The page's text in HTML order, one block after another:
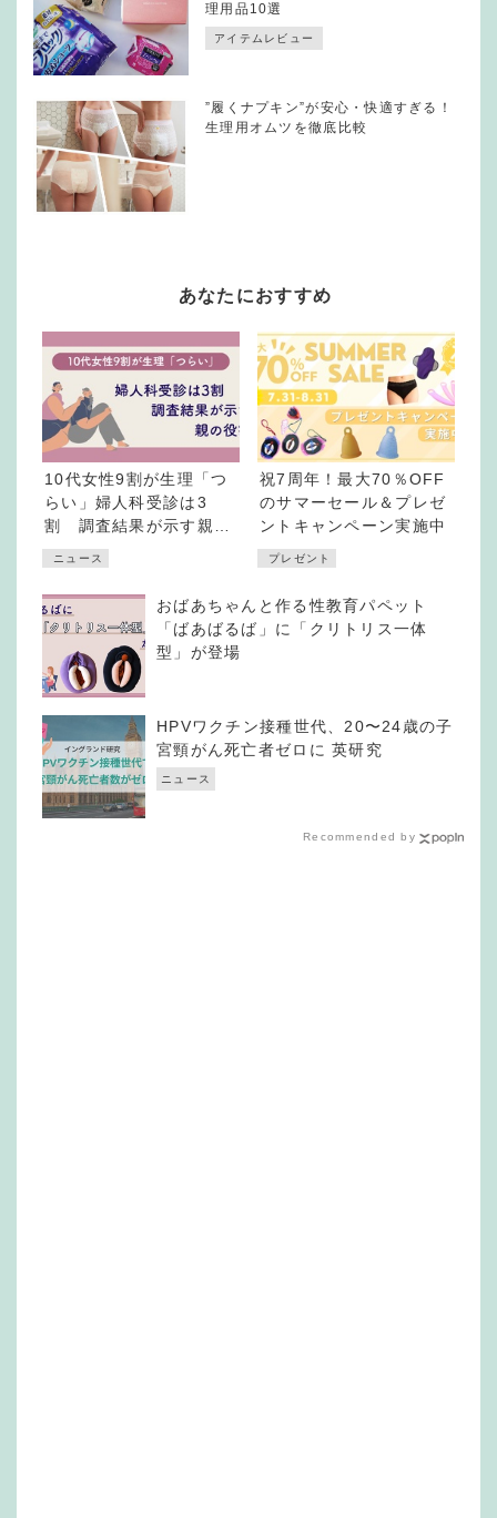
理用品10選
アイテムレビュー
”履くナプキン”が安心・快適すぎる！
生理用オムツを徹底比較
あなたにおすすめ
10代女性9割が生理「つ
らい」婦人科受診は3
割 調査結果が示す親の
役割
ニュース
祝7周年！最大70％OFF
のサマーセール＆プレゼ
ントキャンペーン実施中
プレゼント
おばあちゃんと作る性教育パペット
「ばあばるば」に「クリトリス一体
型」が登場
HPVワクチン接種世代、20〜24歳の子
宮頸がん死亡者ゼロに 英研究
ニュース
Recommended by